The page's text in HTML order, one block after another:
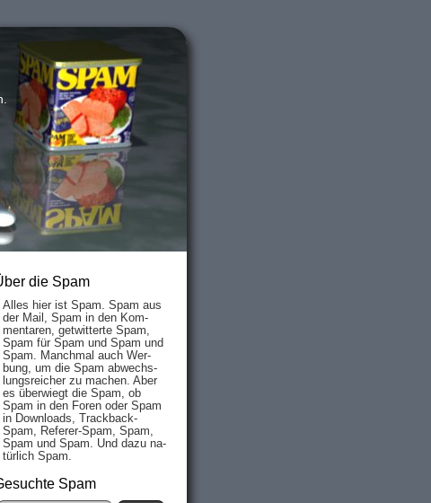
die Spam
Alles hier ist Spam. Spam aus
der Mail, Spam in den Kom­
men­taren, ge­twit­ter­te Spam,
Spam für Spam und Spam und
Spam. Manch­mal auch Wer­
bung, um die Spam ab­wechs­
lungs­reich­er zu mach­en. Aber
es über­wiegt die Spam, ob
Spam in den Fo­ren oder Spam
in Down­loads, Track­back-
Spam, Re­fe­rer-Spam, Spam,
Spam und Spam. Und da­zu na­
tür­lich Spam.
Spam